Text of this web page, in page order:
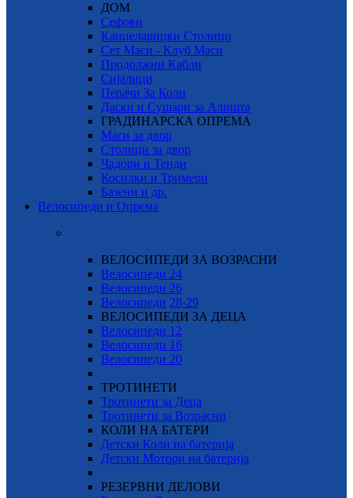
ДОМ
Сефови
Канцеларицки Столици
Сет Маси - Клуб Маси
Продолжни Кабли
Сијалици
Перачи За Коли
Даски и Сушари за Алишта
ГРАДИНАРСКА ОПРЕМА
Маси за двор
Столици за двор
Чадори и Тенди
Косилки и Тримери
Базени и др.
Велосипеди и Опрема
ВЕЛОСИПЕДИ ЗА ВОЗРАСНИ
Велосипеди 24
Велосипеди 26
Велосипеди 28-29
ВЕЛОСИПЕДИ ЗА ДЕЦА
Велосипеди 12
Велосипеди 16
Велосипеди 20
ТРОТИНЕТИ
Тротинети за Деца
Тротинети за Возрасни
КОЛИ НА БАТЕРИ
Детски Коли на батерија
Детски Мотори на батерија
РЕЗЕРВНИ ДЕЛОВИ